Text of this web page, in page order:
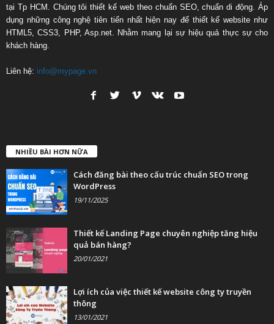
tại Tp HCM. Chúng tôi thiết kế web theo chuẩn SEO, chuẩn di động. Áp
dụng những công nghệ tiên tiến nhất hiện nay để thiết kế website như
HTML5, CSS3, PHP, Asp.net. Nhằm mang lại sự hiệu quả thực sự cho
khách hàng.
Liên hệ: info@mypage.vn
NHIỀU BÀI HƠN NỮA
Cách đăng bài theo cấu trúc chuẩn SEO trong
WordPress
19/11/2025
Thiết kế Landing Page chuyên nghiệp tăng hiệu
quả bán hàng?
20/01/2021
Lợi ích của việc thiết kế website công ty truyền
thông
13/01/2021